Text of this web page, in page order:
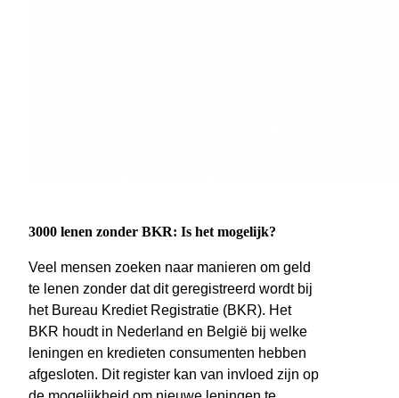
3000 lenen zonder BKR: Is het mogelijk?
Veel mensen zoeken naar manieren om geld
te lenen zonder dat dit geregistreerd wordt bij
het Bureau Krediet Registratie (BKR). Het
BKR houdt in Nederland en België bij welke
leningen en kredieten consumenten hebben
afgesloten. Dit register kan van invloed zijn op